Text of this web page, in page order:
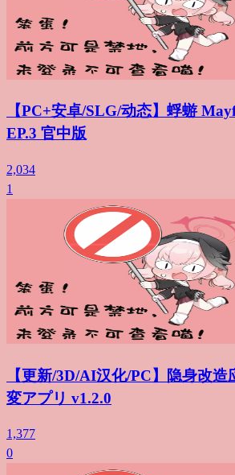
【PC+安卓/SLG/动态】蜉蝣
EP.3 官中版
2,034
1
【更新/3D/AI汉化/PC】隐身改
変アプリ v1.2.0
1,377
0